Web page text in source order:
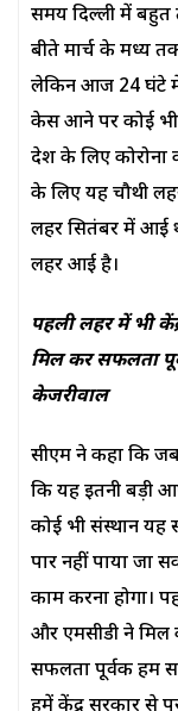
समय दिल्ली में बहुत
बीते मार्च के मध्य
लेकिन आज 24 घंटे
केस आने पर कोई भी
देश के लिए कोरोना
के लिए यह चौथी
लहर सितंबर में आई
लहर आई है।
पहली लहर में भी
मिल कर सफलता
केजरीवाल
सीएम ने कहा कि
कि यह इतनी बड़ी
कोई भी संस्थान
पार नहीं पाया जा
काम करना होगा।
और एमसीडी ने मिल
सफलता पूर्वक हम